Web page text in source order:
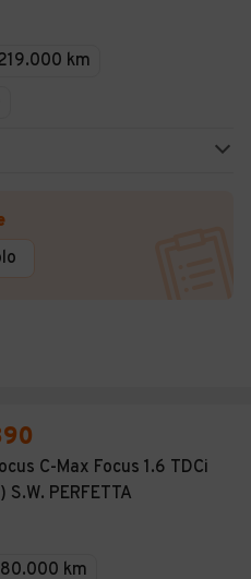
km
C-Max Focus 1.6 TDCi
S.W. PERFETTA
km